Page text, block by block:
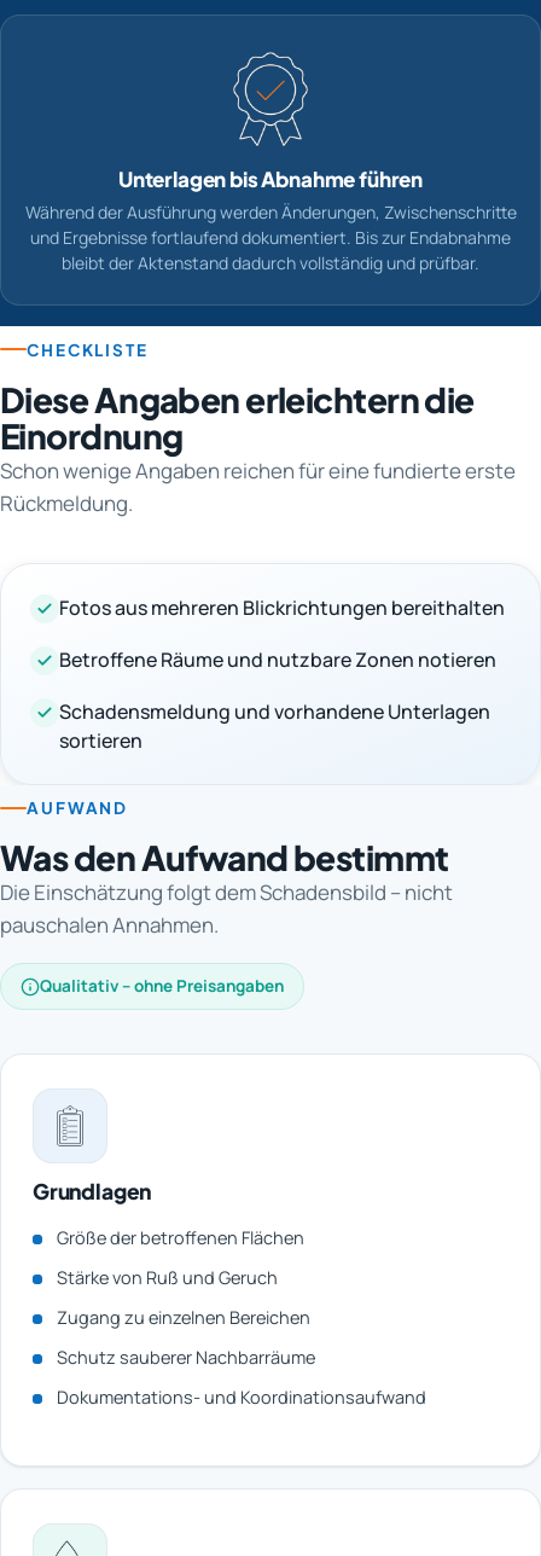
Unterlagen bis Abnahme führen
Während der Ausführung werden Änderungen, Zwischenschritte
und Ergebnisse fortlaufend dokumentiert. Bis zur Endabnahme
bleibt der Aktenstand dadurch vollständig und prüfbar.
CHECKLISTE
Diese Angaben erleichtern die
Einordnung
Schon wenige Angaben reichen für eine fundierte erste
Rückmeldung.
Fotos aus mehreren Blickrichtungen bereithalten
Betroffene Räume und nutzbare Zonen notieren
Schadensmeldung und vorhandene Unterlagen
sortieren
AUFWAND
Was den Aufwand bestimmt
Die Einschätzung folgt dem Schadensbild – nicht
pauschalen Annahmen.
Qualitativ – ohne Preisangaben
Grundlagen
Größe der betroffenen Flächen
Stärke von Ruß und Geruch
Zugang zu einzelnen Bereichen
Schutz sauberer Nachbarräume
Dokumentations- und Koordinationsaufwand